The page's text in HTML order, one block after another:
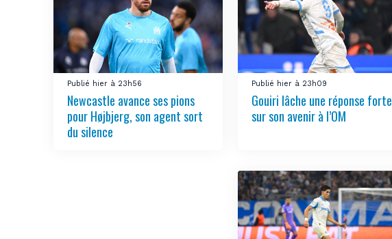
Publié hier à 23h56
Newcastle avance ses pions
pour Højbjerg, son agent sort
du silence
Publié hier à 23h09
Gouiri lâche une réponse forte
sur son avenir à l’OM